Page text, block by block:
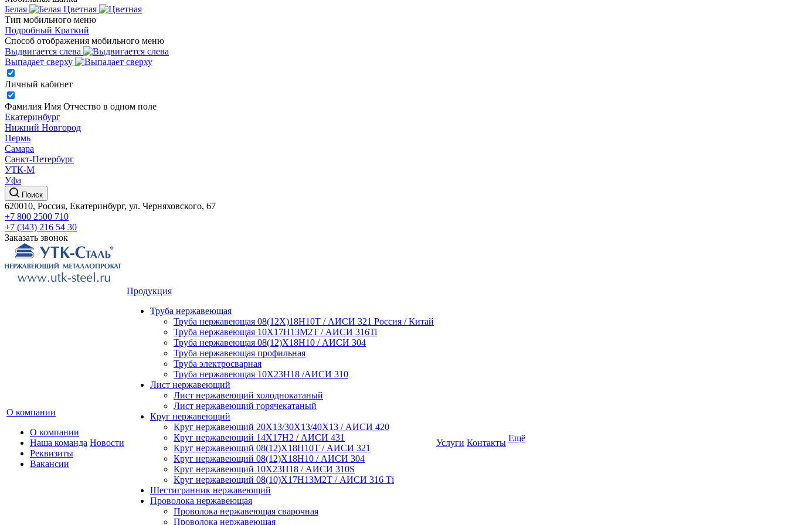
Белая
Цветная
Тип мобильного меню
Подробный Краткий
Способ отображения мобильного меню
Выдвигается слева
Выпадает сверху
Личный кабинет
Фамилия Имя Отчество в одном поле
Екатеринбург
Нижний Новгород
Пермь
Самара
Санкт-Петербург
УТК-М
Уфа
Поиск
620010, Россия, Екатеринбург, ул. Черняховского, 67
+7 800 2500 710
+7 (343) 216 54 30
Заказать звонок
О компании
О компании
Наша команда
Реквизиты
Вакансии
Новости
Продукция
Труба нержавеющая
Труба нержавеющая 08(12Х)18Н10Т / АИСИ 321 Россия / Китай
Труба нержавеющая 10Х17Н13М2Т / АИСИ 316Ti
Труба нержавеющая 08(12)Х18Н10 / АИСИ 304
Труба нержавеющая профильная
Труба электросварная
Труба нержавеющая 10Х23Н18 /АИСИ 310
Лист нержавеющий
Лист нержавеющий холоднокатаный
Лист нержавеющий горячекатаный
Круг нержавеющий
Круг нержавеющий 20Х13/30Х13/40Х13 / АИСИ 420
Круг нержавеющий 14Х17Н2 / АИСИ 431
Круг нержавеющий 08(12)Х18Н10Т / АИСИ 321
Круг нержавеющий 08(12)Х18Н10 / АИСИ 304
Круг нержавеющий 10Х23Н18 / АИСИ 310S
Круг нержавеющий 08(10)Х17Н13М2Т / АИСИ 316 Тi
Шестигранник нержавеющий
Проволока нержавеющая
Проволока нержавеющая сварочная
Проволока нержавеющая
Услуги Контакты Ещё